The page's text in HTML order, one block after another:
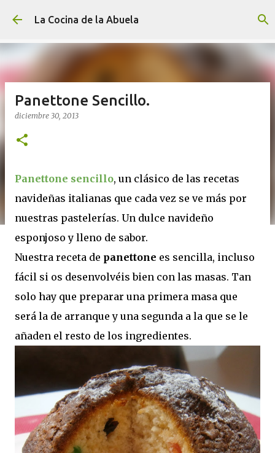
Ir al contenido principal
La Cocina de la Abuela
Panettone Sencillo.
diciembre 30, 2013
Panettone sencillo, un clásico de las recetas
navideñas italianas que cada vez se ve más por
nuestras pastelerías. Un dulce navideño
esponjoso y lleno de sabor.
Nuestra receta de panettone es sencilla, incluso
fácil si os desenvolvéis bien con las masas. Tan
solo hay que preparar una primera masa que
será la de arranque y una segunda a la que se le
añaden el resto de los ingredientes.